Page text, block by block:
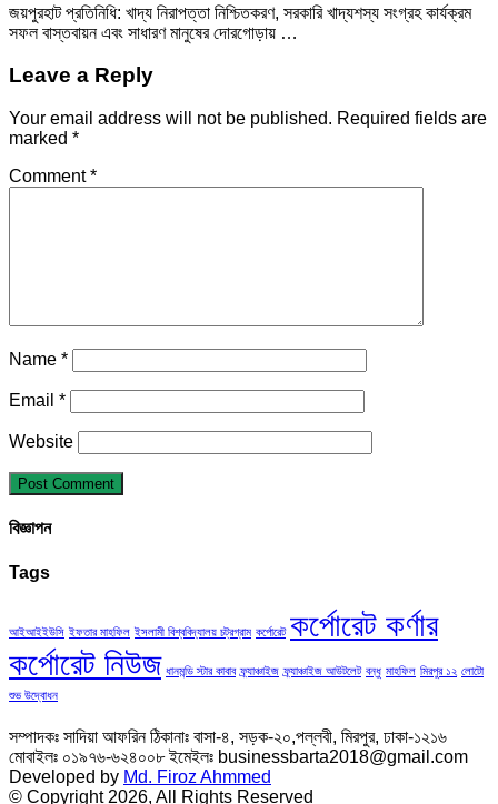
জয়পুরহাট প্রতিনিধি: খাদ্য নিরাপত্তা নিশ্চিতকরণ, সরকারি খাদ্যশস্য সংগ্রহ কার্যক্রম
সফল বাস্তবায়ন এবং সাধারণ মানুষের দোরগোড়ায় …
Leave a Reply
Your email address will not be published. Required fields are
marked *
Comment*
Name *
Email *
Website
বিজ্ঞাপন
Tags
আইআইইউসি ইফতার মাহফিল ইসলামী বিশ্ববিদ্যালয় চট্রগ্রাম কর্পোরেট কর্পোরেট কর্ণার
কর্পোরেট নিউজ ধানমন্ডি স্টার কাবাব ফ্র্যাঞ্চাইজ ফ্র্যাঞ্চাইজ আউটলেট বন্ধু মাহফিল মিরপুর ১২ লোটো
শুভ উদ্বোধন
সম্পাদকঃ সাদিয়া আফরিন ঠিকানাঃ বাসা-৪, সড়ক-২০,পল্লবী, মিরপুর, ঢাকা-১২১৬
মোবাইলঃ ০১৯৭৬-৬২৪০০৮ ইমেইলঃ businessbarta2018@gmail.com
Developed by Md. Firoz Ahmmed
© Copyright 2026, All Rights Reserved